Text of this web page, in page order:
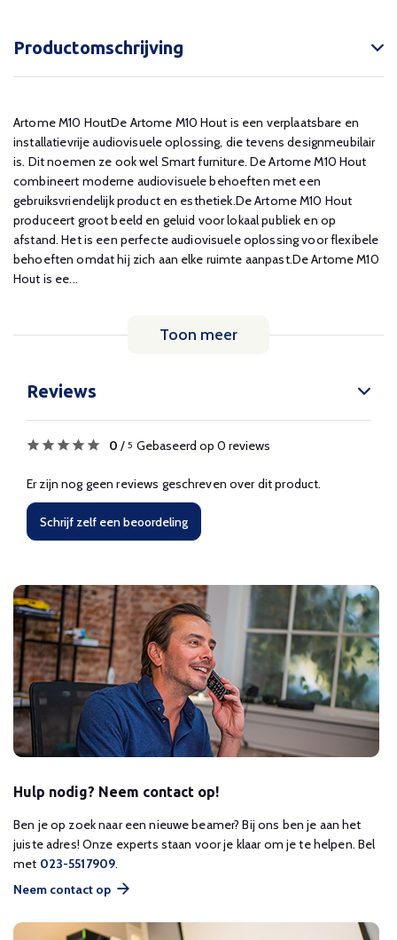
Productomschrijving
Artome M10 HoutDe Artome M10 Hout is een verplaatsbare en
installatievrije audiovisuele oplossing, die tevens designmeubilair
is. Dit noemen ze ook wel Smart furniture. De Artome M10 Hout
combineert moderne audiovisuele behoeften met een
gebruiksvriendelijk product en esthetiek.De Artome M10 Hout
produceert groot beeld en geluid voor lokaal publiek en op
afstand. Het is een perfecte audiovisuele oplossing voor flexibele
behoeften omdat hij zich aan elke ruimte aanpast.De Artome M10
Hout is ee...
Toon meer
Reviews
0 / 5 Gebaseerd op 0 reviews
Er zijn nog geen reviews geschreven over dit product.
Schrijf zelf een beoordeling
Hulp nodig? Neem contact op!
Ben je op zoek naar een nieuwe beamer? Bij ons ben je aan het
juiste adres! Onze experts staan voor je klaar om je te helpen. Bel
met 023-5517909.
Neem contact op